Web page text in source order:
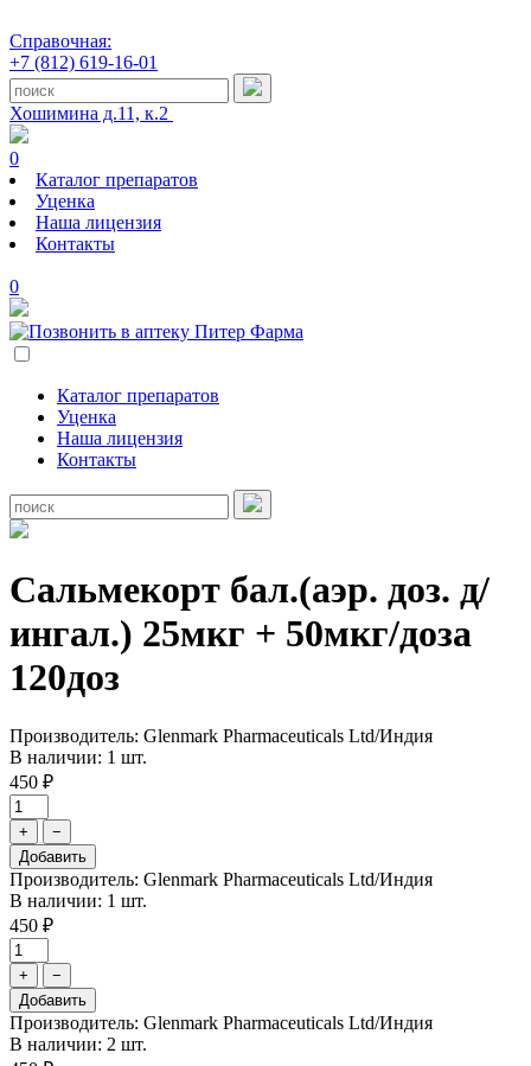
Справочная:
+7 (812) 619-16-01
Хошимина д.11, к.2
0
Каталог препаратов
Уценка
Наша лицензия
Контакты
0
Каталог препаратов
Уценка
Наша лицензия
Контакты
Сальмекорт бал.(аэр. доз. д/
ингал.) 25мкг + 50мкг/доза
120доз
Производитель: Glenmark Pharmaceuticals Ltd/Индия
В наличии: 1 шт.
450 ₽
+
−
Добавить
Производитель: Glenmark Pharmaceuticals Ltd/Индия
В наличии: 1 шт.
450 ₽
+
−
Добавить
Производитель: Glenmark Pharmaceuticals Ltd/Индия
В наличии: 2 шт.